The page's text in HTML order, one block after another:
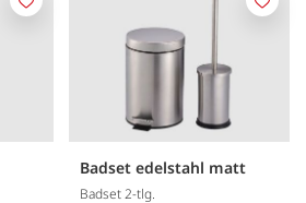
Merken
Badset edelstahl matt
Badset 2-tlg.